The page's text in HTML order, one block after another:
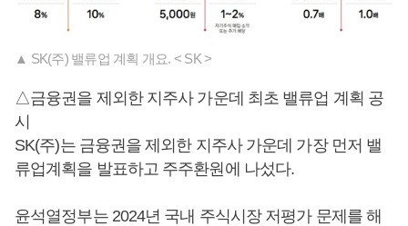
▲ SK(주) 밸류업 계획 개요. < SK >
△금융권을 제외한 지주사 가운데 최초 밸류업 계획 공
시
SK(주)는 금융권을 제외한 지주사 가운데 가장 먼저 밸
류업계획을 발표하고 주주환원에 나섰다.
윤석열정부는 2024년 국내 주식시장 저평가 문제를 해